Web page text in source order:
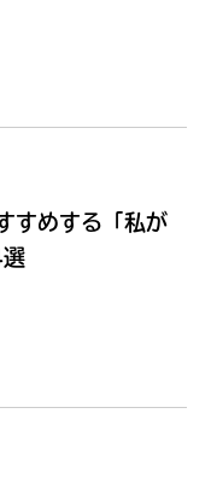
..
すめする 「私が